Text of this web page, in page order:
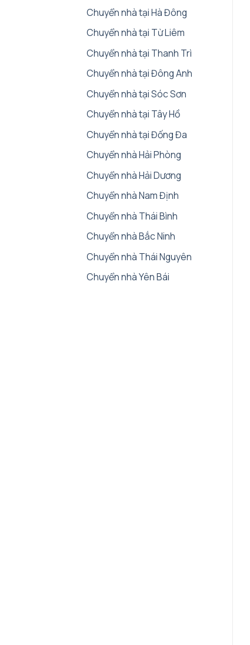
Chuyển nhà tại Hà Đông
Chuyển nhà tại Từ Liêm
Chuyển nhà tại Thanh Trì
Chuyển nhà tại Đông Anh
Chuyển nhà tại Sóc Sơn
Chuyển nhà tại Tây Hồ
Chuyển nhà tại Đống Đa
Chuyển nhà Hải Phòng
Chuyển nhà Hải Dương
Chuyển nhà Nam Định
Chuyển nhà Thái Bình
Chuyển nhà Bắc Ninh
Chuyển nhà Thái Nguyên
Chuyển nhà Yên Bái